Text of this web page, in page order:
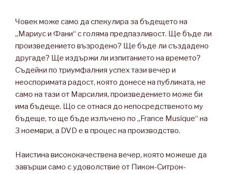
Човек може само да спекулира за бъдещето на
„Мариус и Фани“ с голяма предпазливост. Ще бъде ли
произведението възродено? Ще бъде ли създадено
другаде? Ще издържи ли изпитанието на времето?
Съдейки по триумфалния успех тази вечер и
неоспоримата радост, която донесе на публиката, не
само на тази от Марсилия, произведението може би
има бъдеще. Що се отнася до непосредственото му
бъдеще, то ще бъде излъчено по „France Musique“ на
3 ноември, а DVD е в процес на производство.
Наистина висококачествена вечер, която можеше да
завърши само с удоволствие от Пикон-Ситрон-